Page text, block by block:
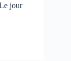
jour